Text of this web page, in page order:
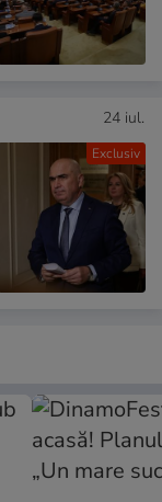
Exclusiv
24 iul.